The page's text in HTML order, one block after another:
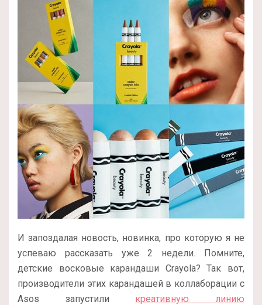
И запоздалая новость, новинка, про которую я не
успеваю рассказать уже 2 недели. Помните,
детские восковые карандаши Crayola? Так вот,
производители этих карандашей в коллаборации с
Asos запустили креативную линию